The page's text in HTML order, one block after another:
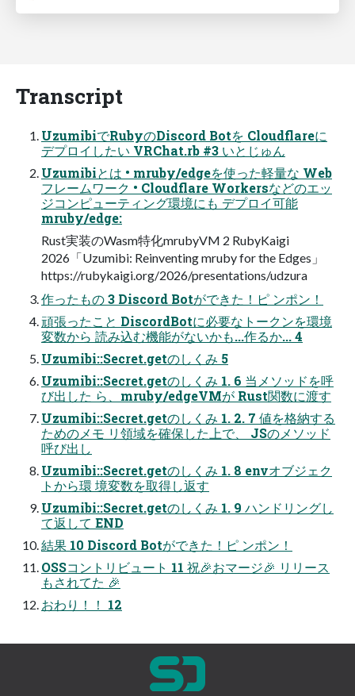
Transcript
UzumibiでRubyのDiscord Botを Cloudflareに
デプロイしたい VRChat.rb #3 いとじゅん
Uzumibiとは • mruby/edgeを使った軽量な Web
フレームワーク • Cloudflare Workersなどのエッ
ジコンピューティング環境にも デプロイ可能
mruby/edge:
Rust実装のWasm特化mrubyVM 2 RubyKaigi
2026「Uzumibi: Reinventing mruby for the Edges」
https://rubykaigi.org/2026/presentations/udzura
作ったもの 3 Discord Botができた！ピ ンポン！
頑張ったこと DiscordBotに必要なトークンを環境
変数から 読み込む機能がないかも...作るか... 4
Uzumibi::Secret.getのしくみ 5
Uzumibi::Secret.getのしくみ 1. 6 当メソッドを呼
び出した ら、mruby/edgeVMが Rust関数に渡す
Uzumibi::Secret.getのしくみ 1. 2. 7 値を格納する
ためのメモ リ領域を確保した上で、 JSのメソッド
呼び出し
Uzumibi::Secret.getのしくみ 1. 8 envオブジェク
トから環 境変数を取得し返す
Uzumibi::Secret.getのしくみ 1. 9 ハンドリングし
て返して END
結果 10 Discord Botができた！ピ ンポン！
OSSコントリビュート 11 祝🎉おマージ🎉 リリース
もされてた 🎉
おわり！！ 12